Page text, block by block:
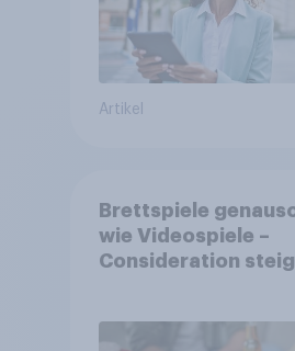
Artikel
Brettspiele
wie Videospiele –
Consideration